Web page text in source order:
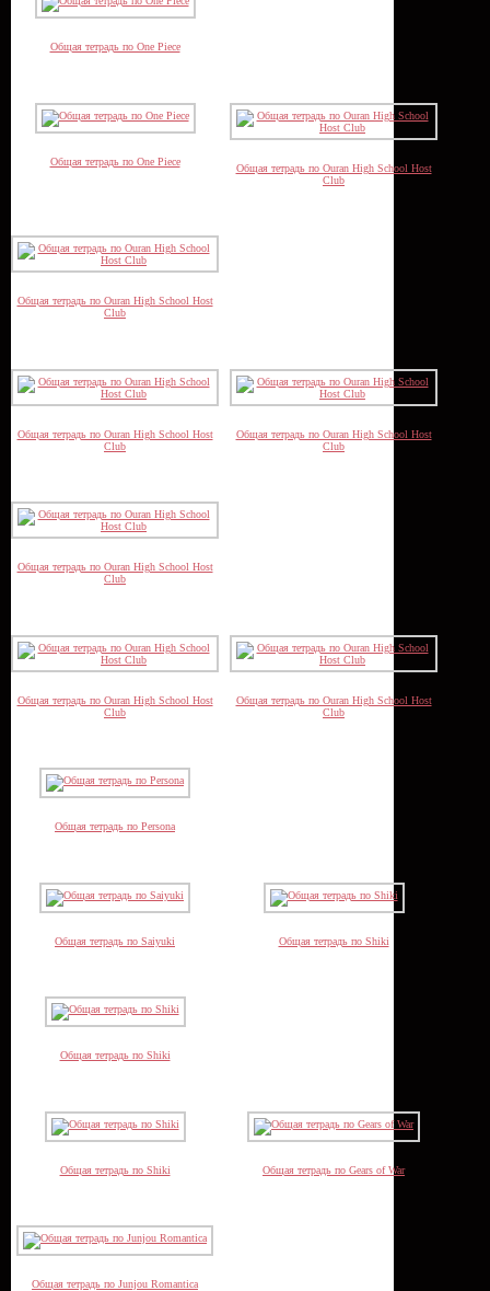
Общая тетрадь по One Piece
Общая тетрадь по One Piece
Общая тетрадь по Ouran High School Host
Club
Общая тетрадь по Ouran High School Host
Club
Общая тетрадь по Ouran High School Host
Club
Общая тетрадь по Ouran High School Host
Club
Общая тетрадь по Ouran High School Host
Club
Общая тетрадь по Ouran High School Host
Club
Общая тетрадь по Ouran High School Host
Club
Общая тетрадь по Persona
Общая тетрадь по Saiyuki Общая тетрадь по Shiki
Общая тетрадь по Shiki
Общая тетрадь по Shiki Общая тетрадь по Gears of War
Общая тетрадь по Junjou Romantica